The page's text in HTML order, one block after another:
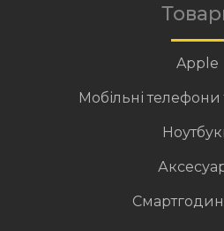
Apple
Мобільні